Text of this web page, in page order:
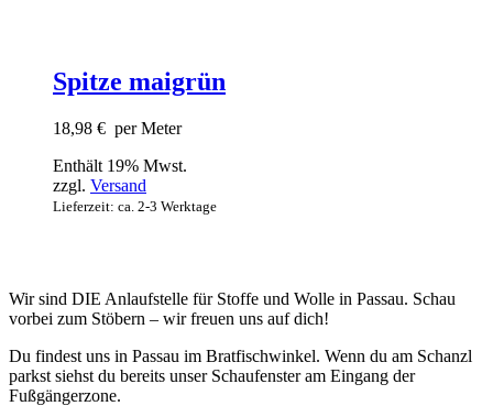
Spitze maigrün
18,98 € per Meter
Enthält 19% Mwst.
zzgl. Versand
Lieferzeit: ca. 2-3 Werktage
Wir sind DIE Anlaufstelle für Stoffe und Wolle in Passau. Schau
vorbei zum Stöbern – wir freuen uns auf dich!
Du findest uns in Passau im Bratfischwinkel. Wenn du am Schanzl
parkst siehst du bereits unser Schaufenster am Eingang der
Fußgängerzone.